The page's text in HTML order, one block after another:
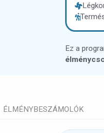
Ez a
ÉLMÉNYBESZÁMOLÓK